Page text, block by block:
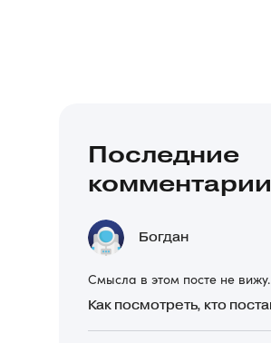
Последние
комментарии
Богдан
Смысла в этом посте не вижу.